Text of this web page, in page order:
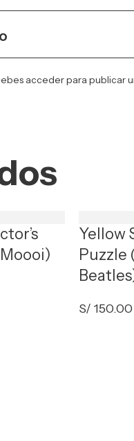
accederpara publicar
Yellow
Puzzle
S/ 150.00